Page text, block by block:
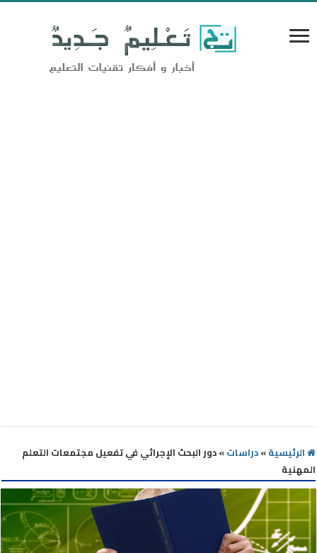
الرئيسية»دراسات»دور البحث الإجرائي في تفعيل مجتمعات التعلم
المهنية